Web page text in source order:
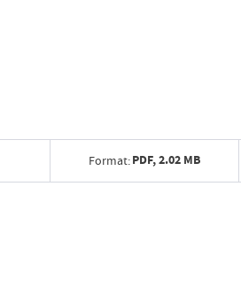
Format:PDF,2.02 MB